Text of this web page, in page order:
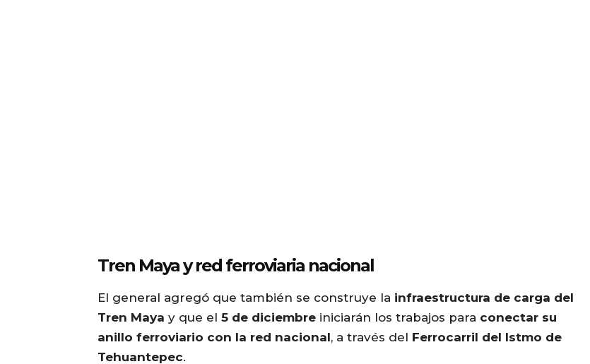
Tren Maya y red ferroviaria nacional
El general agregó que también se construye la infraestructura de carga del
Tren Maya y que el 5 de diciembre iniciarán los trabajos para conectar su
anillo ferroviario con la red nacional, a través del Ferrocarril del Istmo de
Tehuantepec.